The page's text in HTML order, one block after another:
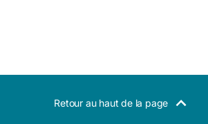
Retour au haut de la page